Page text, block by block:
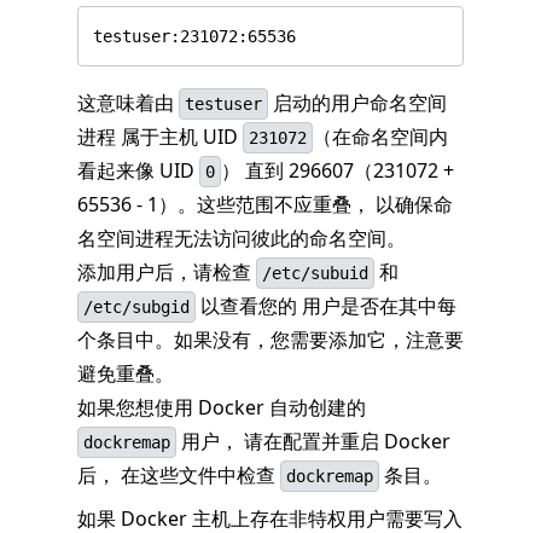
testuser:231072:65536
这意味着由 testuser
启动的用户命名空间
进程 属于主机 UID
231072
（在命名空间内
看起来像 UID
0 ） 直到 296607（231072 +
65536 - 1）。这些范围不应重叠， 以确保命
名空间进程无法访问彼此的命名空间。
添加用户后，请检查
/etc/subuid 和
/etc/subgid
以查看您的 用户是否在其中每
个条目中。如果没有，您需要添加它，注意要
避免重叠。
如果您想使用 Docker 自动创建的
dockremap
用户， 请在配置并重启 Docker
后， 在这些文件中检查
dockremap 条目。
如果 Docker 主机上存在非特权用户需要写入